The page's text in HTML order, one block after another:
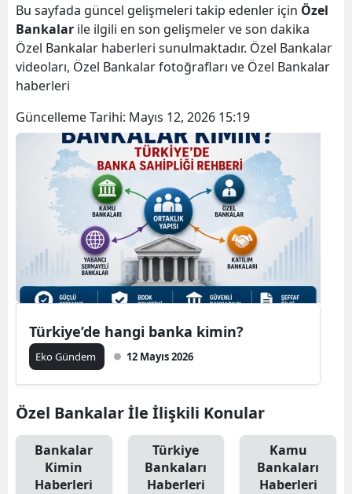
Bu sayfada güncel gelişmeleri takip edenler için Özel
Bankalar ile ilgili en son gelişmeler ve son dakika
Özel Bankalar haberleri sunulmaktadır. Özel Bankalar
videoları, Özel Bankalar fotoğrafları ve Özel Bankalar
haberleri
Güncelleme Tarihi: Mayıs 12, 2026 15:19
Türkiye’de hangi banka kimin?
Eko Gündem 12 Mayıs 2026
Özel Bankalar İle İlişkili Konular
Bankalar
Kimin
Haberleri
Türkiye
Bankaları
Haberleri
Kamu
Bankaları
Haberleri